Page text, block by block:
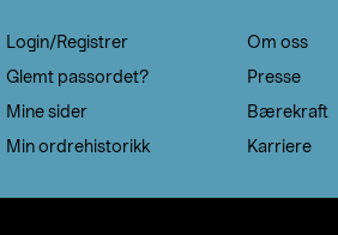
Login/Registrer
Glemt passordet?
Mine sider
Min ordrehistorikk
Om oss
Presse
Bærekraft
Karriere